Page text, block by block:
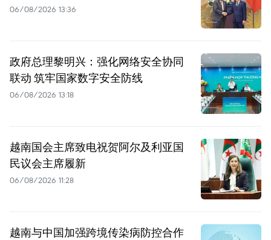
06/08/2026 13:36
政府总理黎明兴：强化网络安全协同
联动 筑牢国家数字安全防线
06/08/2026 13:18
越南国会主席致电祝贺阿尔及利亚国
民议会主席履新
06/08/2026 11:28
越南与中国加强跨境传染病防控合作